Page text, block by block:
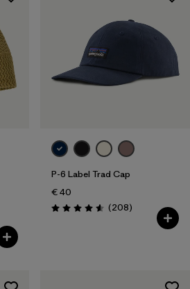
P-6 Label Trad Cap
€ 40
Valutazione: 4.6 / 5
(208Recensioni
)